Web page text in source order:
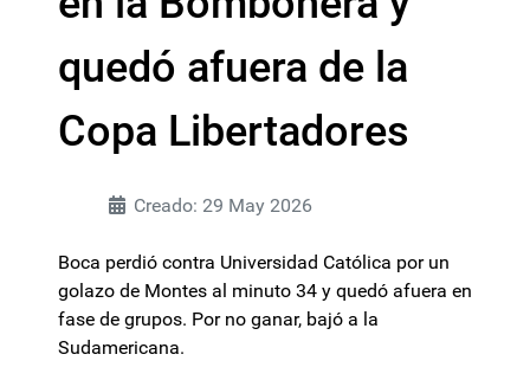
quedó afuera de la
Copa Libertadores
Creado: 29 May 2026
Boca perdió contra Universidad Católica por un
golazo de Montes al minuto 34 y quedó afuera en
fase de grupos. Por no ganar, bajó a la
Sudamericana.